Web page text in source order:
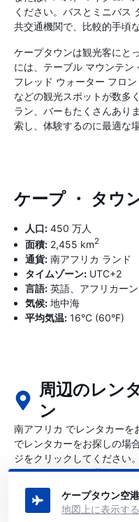
ください。バスとミニバス
共交通機関で、比較的手頃
ケープタウンは観光客にと
には、テーブル マウンテ
フレッド ウォーター フロ
などの観光スポットが数多
ラン、バーもたくさんあり
索し、体験するのに最適な
ケープ ・ タウ
人口: 450 万人
面積: 2,455 km2
通貨: 南アフリカ ランド
タイムゾーン: UTC+2
言語: 英語、アフリカー
気候: 地中海
平均気温: 16°C (60°F)
周辺のレン
ン
南アフリカ でレンタカーを
でレンタカーをお探しの場合
ジをクリックしてください
ーを借りたいかを選択でき
ケープタウン空港
地図上に表示する